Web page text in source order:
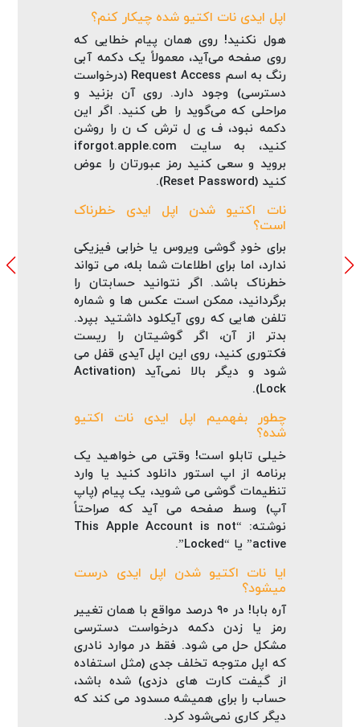
اپل ایدی نات اکتیو شده چیکار کنم؟
هول نکنید! روی همان پیام خطایی که
روی صفحه می‌آید، معمولاً یک دکمه آبی
رنگ به اسم Request Access (درخواست
دسترسی) وجود دارد. روی آن بزنید و
مراحلی که می‌گوید را طی کنید. اگر این
دکمه نبود، ف ی ل ترش ک ن را روشن
کنید، به سایت iforgot.apple.com
بروید و سعی کنید رمز عبورتان را عوض
کنید (Reset Password).
نات اکتیو شدن اپل ایدی خطرناک
است؟
برای خودِ گوشی ویروس یا خرابی فیزیکی
ندارد، اما برای اطلاعات شما بله، می‌ تواند
خطرناک باشد. اگر نتوانید حسابتان را
برگردانید، ممکن است عکس‌ ها و شماره‌
تلفن‌ هایی که روی آیکلود داشتید بپرد.
بدتر از آن، اگر گوشیتان را ریست
فکتوری کنید، روی این اپل آیدی قفل می‌
شود و دیگر بالا نمی‌آید (Activation
Lock).
چطور بفهمیم اپل ایدی نات اکتیو
شده؟
خیلی تابلو است! وقتی می‌ خواهید یک
برنامه از اپ استور دانلود کنید یا وارد
تنظیمات گوشی می‌ شوید، یک پیام (پاپ‌
آپ) وسط صفحه می‌ آید که صراحتاً
نوشته: “This Apple Account is not
active” یا “Locked”.
ایا نات اکتیو شدن اپل ایدی درست
میشود؟
آره بابا! در ۹۰ درصد مواقع با همان تغییر
رمز یا زدن دکمه درخواست دسترسی
مشکل حل می‌ شود. فقط در موارد نادری
که اپل متوجه تخلف جدی (مثل استفاده
از گیفت کارت‌ های دزدی) شده باشد،
حساب را برای همیشه مسدود می‌ کند که
دیگر کاری نمی‌شود کرد.